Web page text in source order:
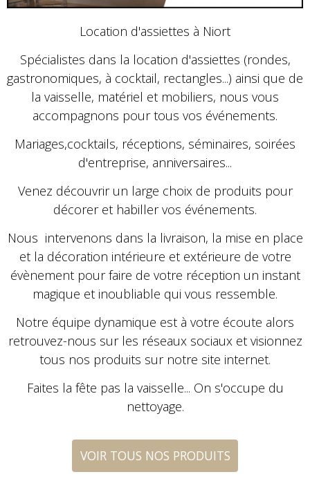
Location d'assiettes à Niort
Spécialistes dans la location d'assiettes (rondes,
gastronomiques, à cocktail, rectangles...) ainsi que de
la vaisselle, matériel et mobiliers, nous vous
accompagnons pour tous vos événements.
Mariages,cocktails, réceptions, séminaires, soirées
d'entreprise, anniversaires...
Venez découvrir un large choix de produits pour
décorer et habiller vos événements.
Nous intervenons dans la livraison, la mise en place
et la décoration intérieure et extérieure de votre
évènement pour faire de votre réception un instant
magique et inoubliable qui vous ressemble.
Notre équipe dynamique est à votre écoute alors
retrouvez-nous sur les réseaux sociaux et visionnez
tous nos produits sur notre site internet.
Faites la fête pas la vaisselle... On s'occupe du
nettoyage.
VOIR TOUS NOS PRODUITS